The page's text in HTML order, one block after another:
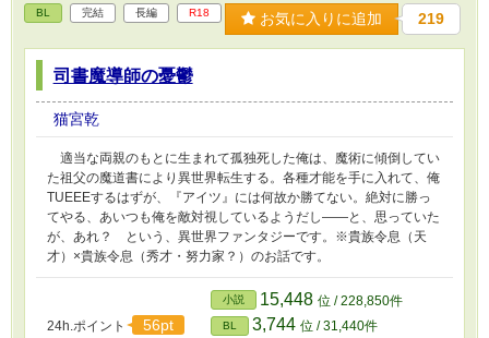
BL 完結 長編 R18 お気に入りに追加 219
司書魔導師の憂鬱
猫宮乾
適当な両親のもとに生まれて孤独死した俺は、魔術に傾倒してい
た祖父の魔道書により異世界転生する。各種才能を手に入れて、俺
TUEEEするはずが、『アイツ』には何故か勝てない。絶対に勝っ
てやる、あいつも俺を敵対視しているようだし――と、思っていた
が、あれ？ という、異世界ファンタジーです。※貴族令息（天
才）×貴族令息（秀才・努力家？）のお話です。
24h.ポイント 56pt
小説 15,448 位 / 228,850件
BL 3,744 位 / 31,440件